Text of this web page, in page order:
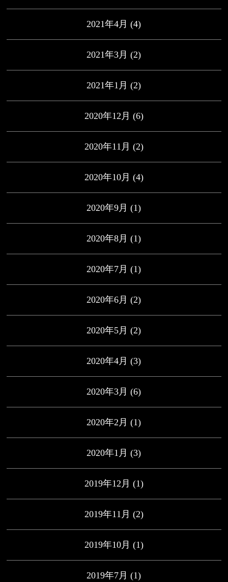
2021年4月 (4)
2021年3月 (2)
2021年1月 (2)
2020年12月 (6)
2020年11月 (2)
2020年10月 (4)
2020年9月 (1)
2020年8月 (1)
2020年7月 (1)
2020年6月 (2)
2020年5月 (2)
2020年4月 (3)
2020年3月 (6)
2020年2月 (1)
2020年1月 (3)
2019年12月 (1)
2019年11月 (2)
2019年10月 (1)
2019年7月 (1)